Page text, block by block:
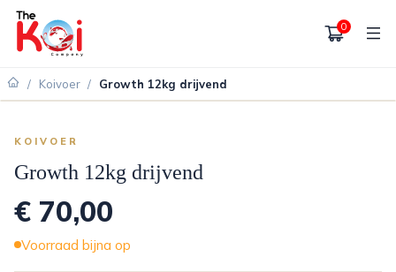
0
/ Koivoer / Growth 12kg drijvend
KOIVOER
Growth 12kg drijvend
€ 70,00
Voorraad bijna op